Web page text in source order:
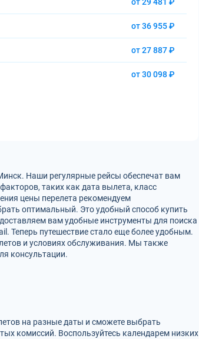
от 36 955 ₽
от 27 887 ₽
от 30 098 ₽
Наши регулярные рейсы обеспечат вам
таких как дата вылета, класс
цены перелета рекомендуем
оптимальный. Это удобный способ купить
вам удобные инструменты для поиска
Теперь путешествие стало еще более удобным.
и условиях обслуживания. Мы также
консультации.
на разные даты и сможете выбрать
комиссий. Воспользуйтесь календарем низких